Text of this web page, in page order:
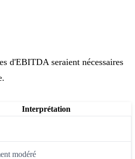
d'EBITDA seraient nécessaires
Interprétation
modéré